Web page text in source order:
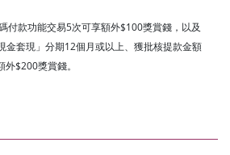
付款功能交易5次可享額外$100獎賞錢，以及
金套現」分期12個月或以上、獲批核提款金額
$200獎賞錢。